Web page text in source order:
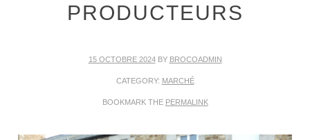
PRODUCTEURS
15 OCTOBRE 2024BY BROCOADMIN
CATEGORY: MARCHÉ
BOOKMARK THE PERMALINK